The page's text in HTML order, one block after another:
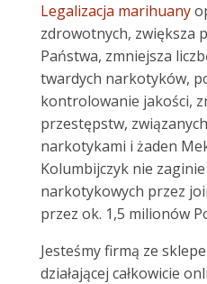
Legalizacja marihuany
zdrowotnych, zwiększa
Państwa, zmniejsza
twardych narkotyków,
kontrolowanie jakości,
przestępstw,
narkotykami i żaden
Kolumbijczyk nie
narkotykowych przez
przez ok. 1,5 milionów
Jesteśmy firmą ze
działającej całkowicie